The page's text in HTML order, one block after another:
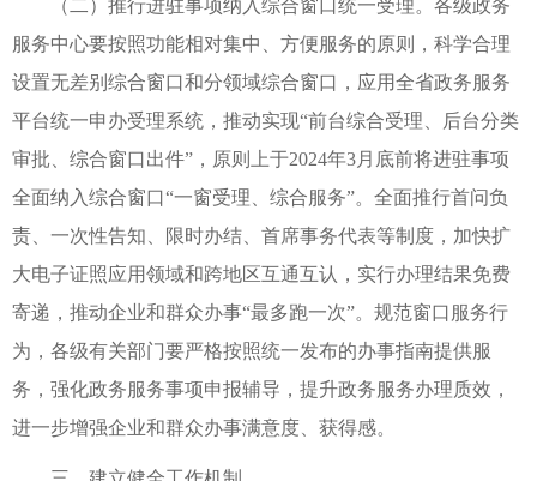
（二）推行进驻事项纳入综合窗口统一受理。各级政务
服务中心要按照功能相对集中、方便服务的原则，科学合理
设置无差别综合窗口和分领域综合窗口，应用全省政务服务
平台统一申办受理系统，推动实现“前台综合受理、后台分类
审批、综合窗口出件”，原则上于2024年3月底前将进驻事项
全面纳入综合窗口“一窗受理、综合服务”。全面推行首问负
责、一次性告知、限时办结、首席事务代表等制度，加快扩
大电子证照应用领域和跨地区互通互认，实行办理结果免费
寄递，推动企业和群众办事“最多跑一次”。规范窗口服务行
为，各级有关部门要严格按照统一发布的办事指南提供服
务，强化政务服务事项申报辅导，提升政务服务办理质效，
进一步增强企业和群众办事满意度、获得感。